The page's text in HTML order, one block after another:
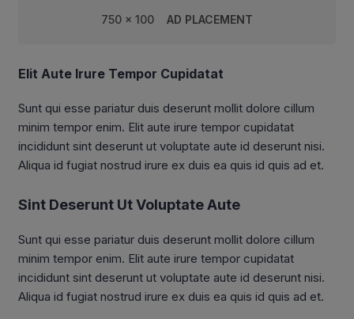
750 x 100 AD PLACEMENT
Elit Aute Irure Tempor Cupidatat
Sunt qui esse pariatur duis deserunt mollit dolore cillum
minim tempor enim. Elit aute irure tempor cupidatat
incididunt sint deserunt ut voluptate aute id deserunt nisi.
Aliqua id fugiat nostrud irure ex duis ea quis id quis ad et.
Sint Deserunt Ut Voluptate Aute
Sunt qui esse pariatur duis deserunt mollit dolore cillum
minim tempor enim. Elit aute irure tempor cupidatat
incididunt sint deserunt ut voluptate aute id deserunt nisi.
Aliqua id fugiat nostrud irure ex duis ea quis id quis ad et.